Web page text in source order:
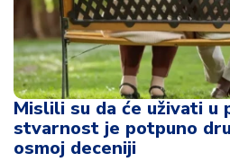
Mislili su da će uživati u
stvarnost je potpuno
osmoj deceniji